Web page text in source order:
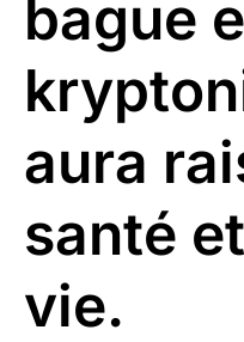
bague
aura
santé
vie.